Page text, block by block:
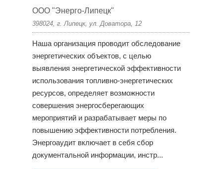
ООО "Энерго-Липецк"
398024, г. Липецк, ул. Доватора, 12
Наша организация проводит обследование
энергетических объектов, с целью
выявления энергетической эффективности
использования топливно-энергетических
ресурсов, определяет возможности
совершения энергосберегающих
мероприятий и разрабатывает меры по
повышению эффективности потребления.
Энергоаудит включает в себя сбор
документальной информации, инстр...